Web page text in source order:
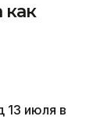
как
июля в